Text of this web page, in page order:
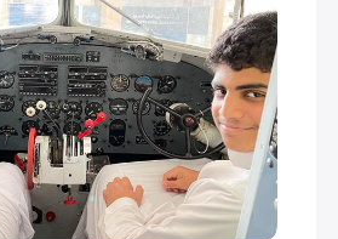
أول متوسط (Grade 7)
ثاني متوسط (Grade 8)
ثالث متوسط (Grade 9)